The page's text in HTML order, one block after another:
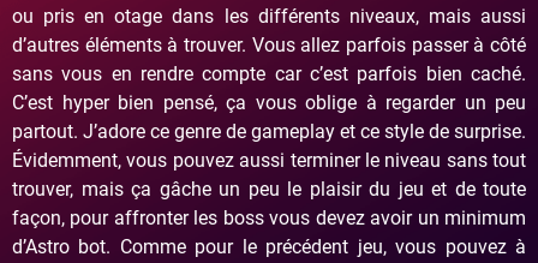
ou pris en otage dans les différents niveaux, mais aussi
d’autres éléments à trouver. Vous allez parfois passer à côté
sans vous en rendre compte car c’est parfois bien caché.
C’est hyper bien pensé, ça vous oblige à regarder un peu
partout. J’adore ce genre de gameplay et ce style de surprise.
Évidemment, vous pouvez aussi terminer le niveau sans tout
trouver, mais ça gâche un peu le plaisir du jeu et de toute
façon, pour affronter les boss vous devez avoir un minimum
d’Astro bot. Comme pour le précédent jeu, vous pouvez à